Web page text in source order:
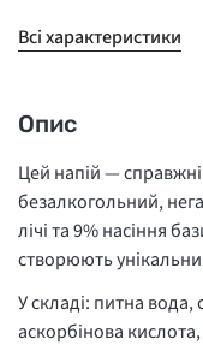
Всі характеристики
Опис
Цей напій —
безалкогольний,
лічі та 9% насіння
створюють
У складі: питна вода,
аскорбінова